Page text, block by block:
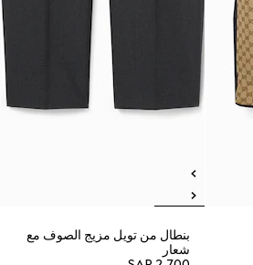
بنطال من تويل مزيج الصوف مع
شعار